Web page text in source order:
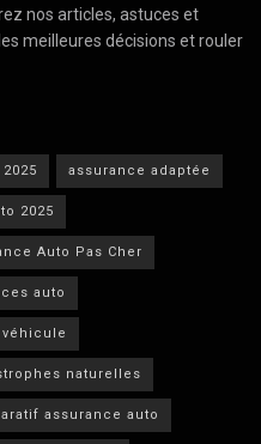
nos articles, astuces et
meilleures décisions et rouler
assurance adaptée
2025
Auto Pas Cher
auto
naturelles
assurance auto